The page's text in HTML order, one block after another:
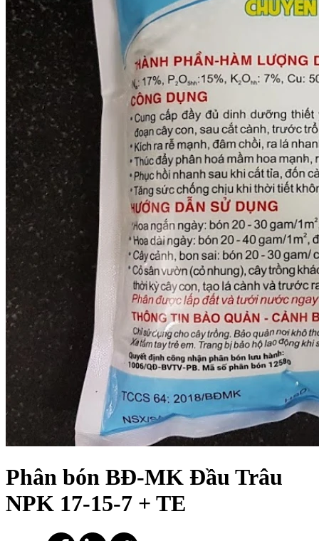
Phân bón BĐ-MK Đầu Trâu
NPK 17-15-7 + TE